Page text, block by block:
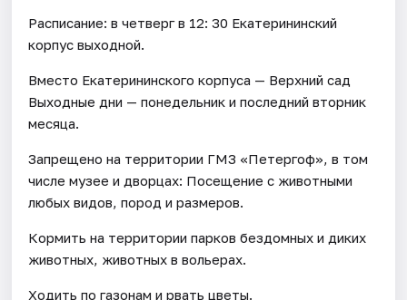
Расписание: в четверг в 12: 30 Екатерининский
корпус выходной.
Вместо Екатерининского корпуса — Верхний сад
Выходные дни — понедельник и последний вторник
месяца.
Запрещено на территории ГМЗ «Петергоф», в том
числе музее и дворцах: Посещение с животными
любых видов, пород и размеров.
Кормить на территории парков бездомных и диких
животных, животных в вольерах.
Ходить по газонам и рвать цветы.